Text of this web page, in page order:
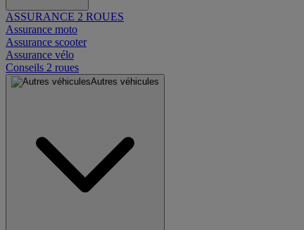
ASSURANCE 2 ROUES
Assurance moto
Assurance scooter
Assurance vélo
Conseils 2 roues
Autres véhicules